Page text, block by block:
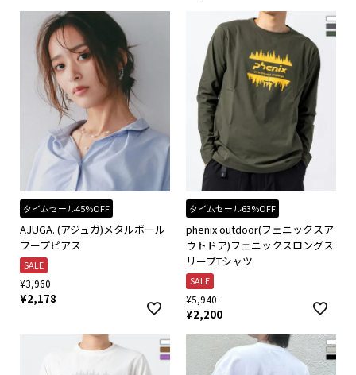
タイムセール45%OFF
AJUGA. (アジュガ)メタルボール
フープピアス
SALE
¥3,960
¥2,178
タイムセール63%OFF
phenix outdoor(フェニックスア
ウトドア)フェニックスロングス
リーブTシャツ
SALE
¥5,940
¥2,200